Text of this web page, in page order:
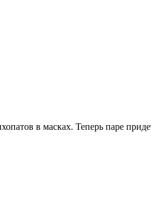
в масках. Теперь паре